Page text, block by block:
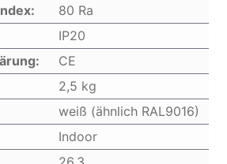
80 Ra
IP20
CE
2,5 kg
weiß (ähnlich RAL9016)
Indoor